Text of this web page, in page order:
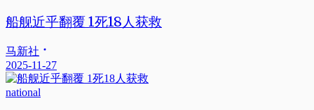
船舰近乎翻覆 1死18人获救
马新社
2025-11-27
national